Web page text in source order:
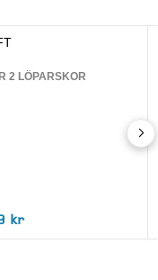
2 LÖPARSKOR
kr